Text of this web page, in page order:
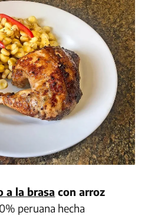
a la brasa con arroz
peruana hecha